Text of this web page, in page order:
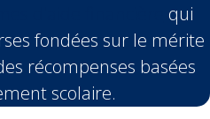
qui
fondées sur le mérite
récompenses basées
scolaire.